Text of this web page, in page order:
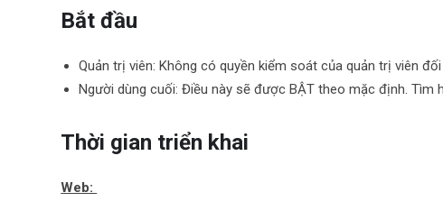
Bắt đầu
Quản trị viên: Không có quyền kiểm soát của quản trị viên
Người dùng cuối: Điều này sẽ được BẬT theo mặc định.
Thời gian triển khai
Web: